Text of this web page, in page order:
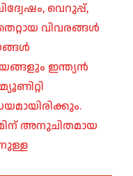
വെറുപ്പ്,
വിവരങ്ങൾ
ഇന്ത്യൻ
അനുചിതമായ